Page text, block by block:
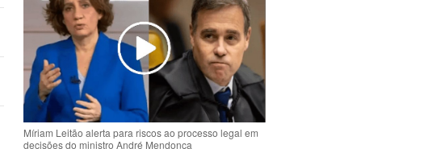
Míriam Leitão alerta para riscos ao processo legal em
decisões do ministro André Mendonça